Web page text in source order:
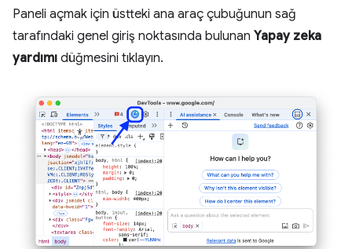
Paneli açmak için üstteki ana araç çubuğunun sağ
tarafındaki genel giriş noktasında bulunan Yapay zeka
yardımı düğmesini tıklayın.